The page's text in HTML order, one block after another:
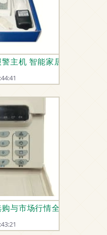
主机 智能家居安全的第一
与市场行情全解析